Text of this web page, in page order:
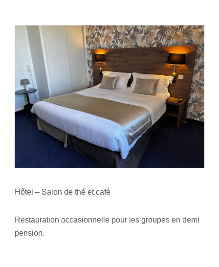
Hôtel – Salon de thé et café
Restauration occasionnelle pour les groupes en demi
pension.